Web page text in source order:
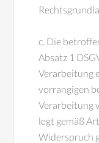
c. Die
Absatz 1
Verarbeitung
vorrangigen
Verarbeitung
legt gemäß
Widerspruch